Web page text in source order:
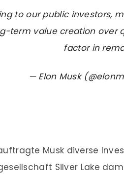
to our public investors,
term value creation over
factor in
— Elon Musk
Musk diverse
Silver Lake